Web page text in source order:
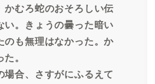
むろ蛇のおそろしい伝
。きょうの曇った暗い
のも無理はなかった。か
。
合、さすがにふるえて